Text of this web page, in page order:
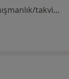
Bu uzman ilgili adres için online danışmanlık/takvim sunmuyor.